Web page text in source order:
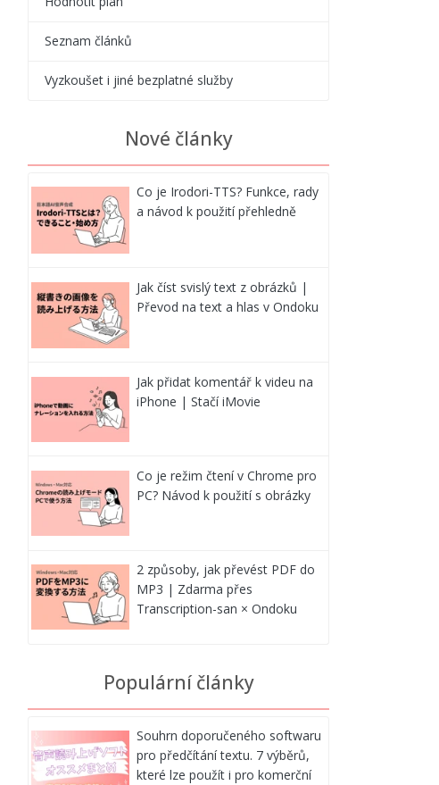
Seznam článků
Vyzkoušet i jiné bezplatné služby
Nové články
Co je Irodori-TTS? Funkce, rady
a návod k použití přehledně
Jak číst svislý text z obrázků |
Převod na text a hlas v Ondoku
Jak přidat komentář k videu na
iPhone | Stačí iMovie
Co je režim čtení v Chrome pro
PC? Návod k použití s obrázky
2 způsoby, jak převést PDF do
MP3 | Zdarma přes
Transcription-san × Ondoku
Populární články
Souhrn doporučeného softwaru
pro předčítání textu. 7 výběrů,
které lze použít i pro komerční